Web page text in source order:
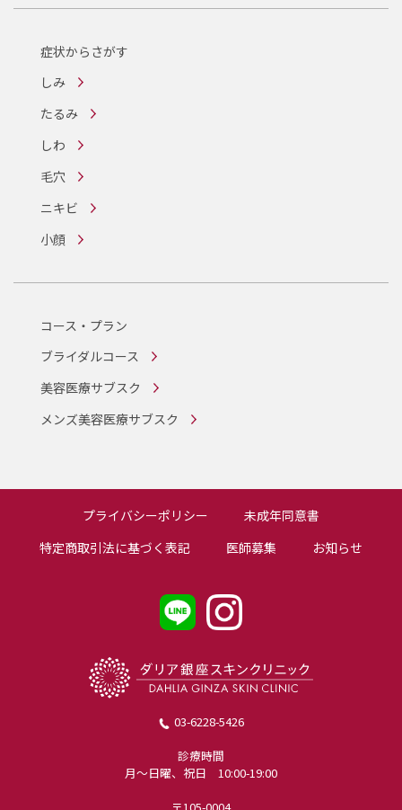
症状からさがす
しみ
たるみ
しわ
毛穴
ニキビ
小顔
コース・プラン
ブライダルコース
美容医療サブスク
メンズ美容医療サブスク
プライバシーポリシー
未成年同意書
特定商取引法に基づく表記
医師募集 お知らせ
03-6228-5426
診療時間
月〜日曜、祝日 10:00-19:00